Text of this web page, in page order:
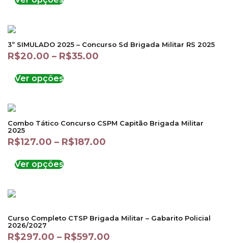
3º SIMULADO 2025 – Concurso Sd Brigada Militar RS 2025
R$20.00 – R$35.00
Ver opções
Combo Tático Concurso CSPM Capitão Brigada Militar
2025
R$127.00 – R$187.00
Ver opções
Curso Completo CTSP Brigada Militar – Gabarito Policial
2026/2027
R$297.00 – R$597.00